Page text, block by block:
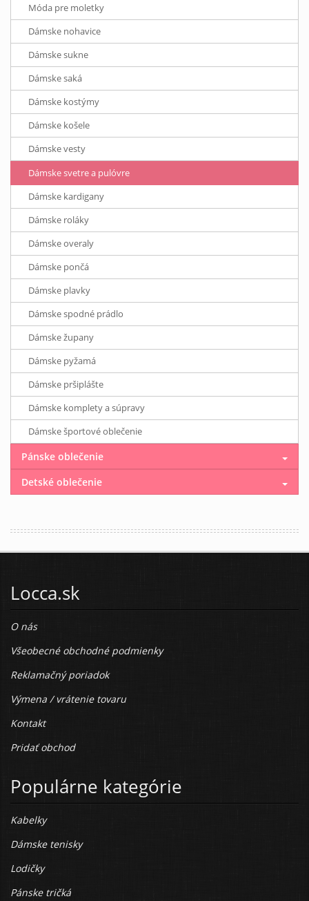
Móda pre moletky
Dámske nohavice
Dámske sukne
Dámske saká
Dámske kostýmy
Dámske košele
Dámske vesty
Dámske svetre a pulóvre
Dámske kardigany
Dámske roláky
Dámske overaly
Dámske pončá
Dámske plavky
Dámske spodné prádlo
Dámske župany
Dámske pyžamá
Dámske pršiplášte
Dámske komplety a súpravy
Dámske športové oblečenie
Pánske oblečenie
Detské oblečenie
Locca.sk
O nás
Všeobecné obchodné podmienky
Reklamačný poriadok
Výmena / vrátenie tovaru
Kontakt
Pridať obchod
Populárne kategórie
Kabelky
Dámske tenisky
Lodičky
Pánske tričká